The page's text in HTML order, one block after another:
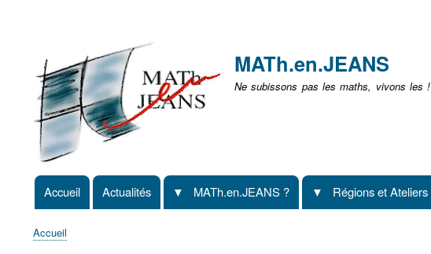
non
identifié
MATh.en.JEANS
Ne subissons pas les maths, vivons les !
Navigation
principale
Accueil Actualités MATh.en.JEANS ? Régions et Ateliers
Accueil